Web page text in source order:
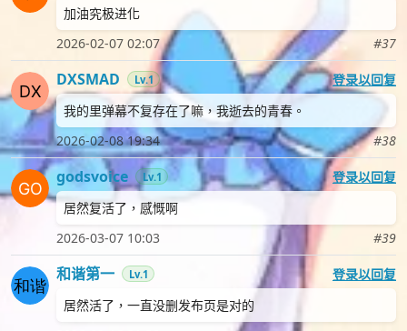
加油究极进化
2026-02-07 02:07
#37
DXSMAD Lv.1
登录以回复
我的里弹幕不复存在了嘛，我逝去的青春。
2026-02-08 19:34
#38
godsvoice Lv.1
登录以回复
居然复活了，感慨啊
2026-03-07 10:03
#39
和谐第一 Lv.1
登录以回复
居然活了，一直没删发布页是对的